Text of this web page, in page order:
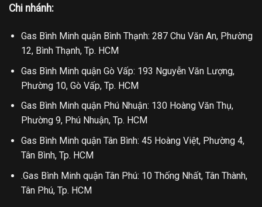
Chi nhánh:
Gas Bình Minh quận Bình Thạnh: 287 Chu Văn An, Phường
12, Bình Thạnh, Tp. HCM
Gas Bình Minh quận Gò Vấp: 193 Nguyễn Văn Lượng,
Phường 10, Gò Vấp, Tp. HCM
Gas Bình Minh quận Phú Nhuận: 130 Hoàng Văn Thụ,
Phường 9, Phú Nhuận, Tp. HCM
Gas Bình Minh quận Tân Bình: 45 Hoàng Việt, Phường 4,
Tân Bình, Tp. HCM
.Gas Bình Minh quận Tân Phú: 10 Thống Nhất, Tân Thành,
Tân Phú, Tp. HCM